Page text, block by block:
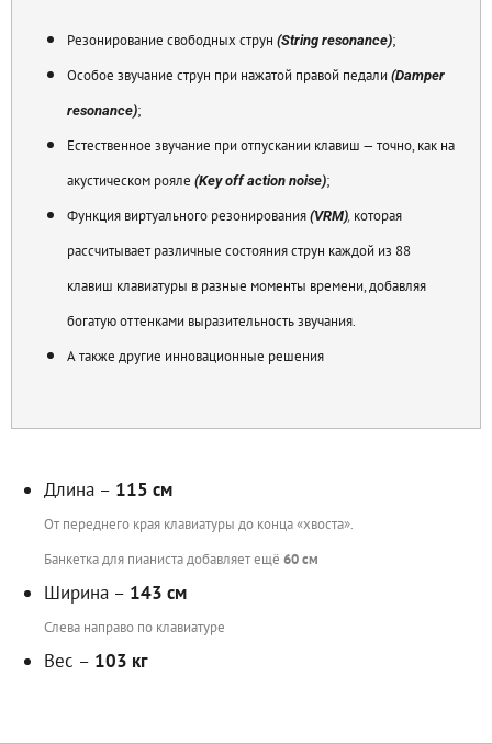
Резонирование свободных струн (String resonance);
Особое звучание струн при нажатой правой педали (Damper
resonance);
Естественное звучание при отпускании клавиш — точно, как на
акустическом рояле (Key off action noise);
Функция виртуального резонирования (VRM), которая
рассчитывает различные состояния струн каждой из 88
клавиш клавиатуры в разные моменты времени, добавляя
богатую оттенками выразительность звучания.
А также другие инновационные решения
Длина – 115 см
От переднего края клавиатуры до конца «хвоста».
Банкетка для пианиста добавляет ещё 60 см
Ширина – 143 см
Слева направо по клавиатуре
Вес – 103 кг